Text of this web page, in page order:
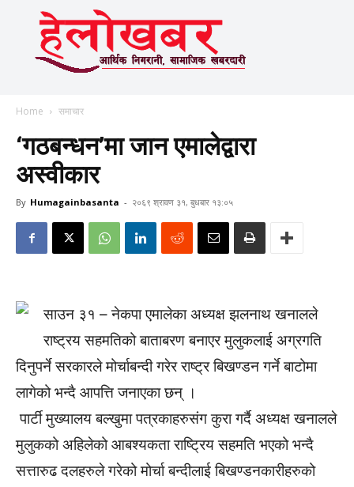
Home समाचार
‘गठबन्धन’मा जान एमालेद्वारा
अस्वीकार
By Humagainbasanta - २०६९ श्रावण ३१, बुधबार १३:०५
साउन ३१ – नेकपा एमालेका अध्यक्ष झलनाथ खनालले
राष्ट्रय सहमतिको बाताबरण बनाएर मुलुकलाई अग्रगति
दिनुपर्ने सरकारले मोर्चाबन्दी गरेर राष्ट्र बिखण्डन गर्ने बाटोमा
लागेको भन्दै आपत्ति जनाएका छन् ।
पार्टी मुख्यालय बल्खुमा पत्रकाहरुसंग कुरा गर्दै अध्यक्ष खनालले
मुलुकको अहिलेको आबश्यकता राष्ट्रिय सहमति भएको भन्दै
सत्तारुढ दलहरुले गरेको मोर्चा बन्दीलाई बिखण्डनकारीहरुको